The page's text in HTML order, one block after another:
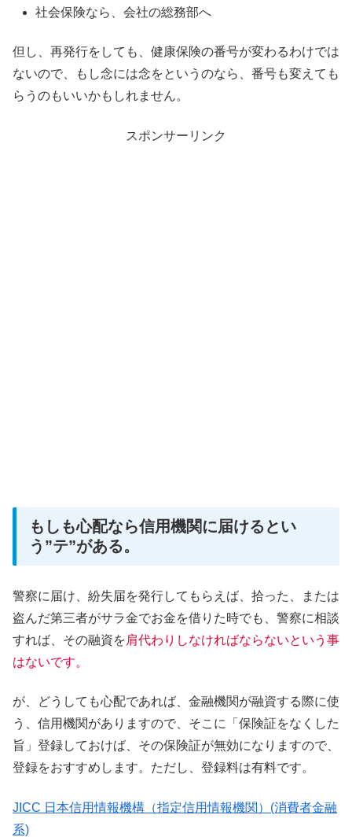
社会保険なら、会社の総務部へ
但し、再発行をしても、健康保険の番号が変わるわけでは
ないので、もし念には念をというのなら、 番号も変えても
らうのもいいかもしれません。
スポンサーリンク
もしも心配なら信用機関に届けるとい
う”テ”がある。
警察に届け、紛失届を発行してもらえば、拾った、または
盗んだ第三者がサラ金でお金を借りた時でも、警察に相談
すれば、その融資を肩代わりしなければならないという事
はないです。
が、どうしても心配であれば、金融機関が融資する際に使
う、信用機関がありますので、そこに「保険証をなくした
旨」登録しておけば、その保険証が無効になりますので、
登録をおすすめします。ただし、登録料は有料です。
JICC 日本信用情報機構（指定信用情報機関）(消費者金融
系)